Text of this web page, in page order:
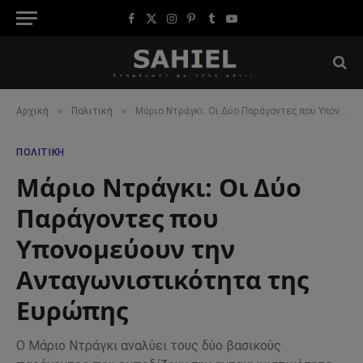
Facebook
X
Instagram
Pinterest
TumblrYouTube
Αρχική » Πολιτική » Μάριο Ντράγκι: Οι Δύο Παράγοντες που Υπονομεύουν την Ανταγωνιστικότητα της Ευρώπης
ΠΟΛΙΤΙΚΉ
Μάριο Ντράγκι: Οι Δύο
Παράγοντες που
Υπονομεύουν την
Ανταγωνιστικότητα της
Ευρώπης
Ο Μάριο Ντράγκι αναλύει τους δύο βασικούς